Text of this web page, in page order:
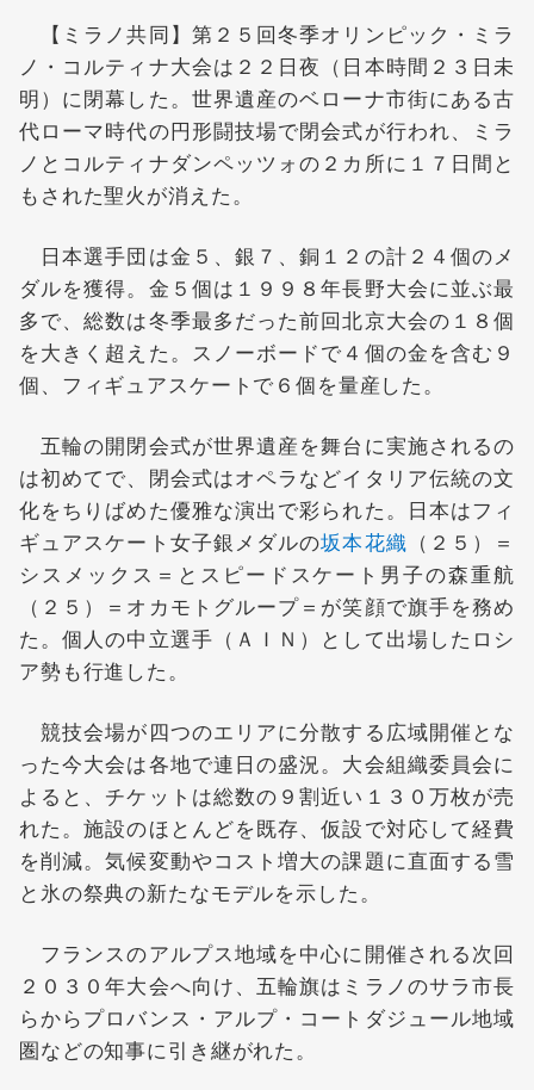
【ミラノ共同】第２５回冬季オリンピック・ミラ
ノ・コルティナ大会は２２日夜（日本時間２３日未
明）に閉幕した。世界遺産のベローナ市街にある古
代ローマ時代の円形闘技場で閉会式が行われ、ミラ
ノとコルティナダンペッツォの２カ所に１７日間と
もされた聖火が消えた。
日本選手団は金５、銀７、銅１２の計２４個のメ
ダルを獲得。金５個は１９９８年長野大会に並ぶ最
多で、総数は冬季最多だった前回北京大会の１８個
を大きく超えた。スノーボードで４個の金を含む９
個、フィギュアスケートで６個を量産した。
五輪の開閉会式が世界遺産を舞台に実施されるの
は初めてで、閉会式はオペラなどイタリア伝統の文
化をちりばめた優雅な演出で彩られた。日本はフィ
ギュアスケート女子銀メダルの坂本花織 （２５）＝
シスメックス＝とスピードスケート男子の森重航
（２５）＝オカモトグループ＝が笑顔で旗手を務め
た。個人の中立選手（ＡＩＮ）として出場したロシ
ア勢も行進した。
競技会場が四つのエリアに分散する広域開催とな
った今大会は各地で連日の盛況。大会組織委員会に
よると、チケットは総数の９割近い１３０万枚が売
れた。施設のほとんどを既存、仮設で対応して経費
を削減。気候変動やコスト増大の課題に直面する雪
と氷の祭典の新たなモデルを示した。
フランスのアルプス地域を中心に開催される次回
２０３０年大会へ向け、五輪旗はミラノのサラ市長
らからプロバンス・アルプ・コートダジュール地域
圏などの知事に引き継がれた。